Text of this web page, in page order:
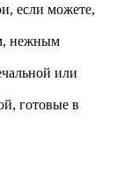
если можете,
нежным
или
готовые в